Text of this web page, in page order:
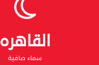
القاهره
سماء صافية